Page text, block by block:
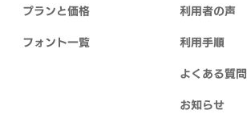
プランと価格
フォント一覧
利用者の声
利用手順
よくある質問
お知らせ